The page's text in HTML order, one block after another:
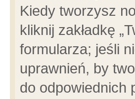
Kiedy tworzysz
kliknij zakładkę
formularza; jeśli
uprawnień, by
do odpowiednich